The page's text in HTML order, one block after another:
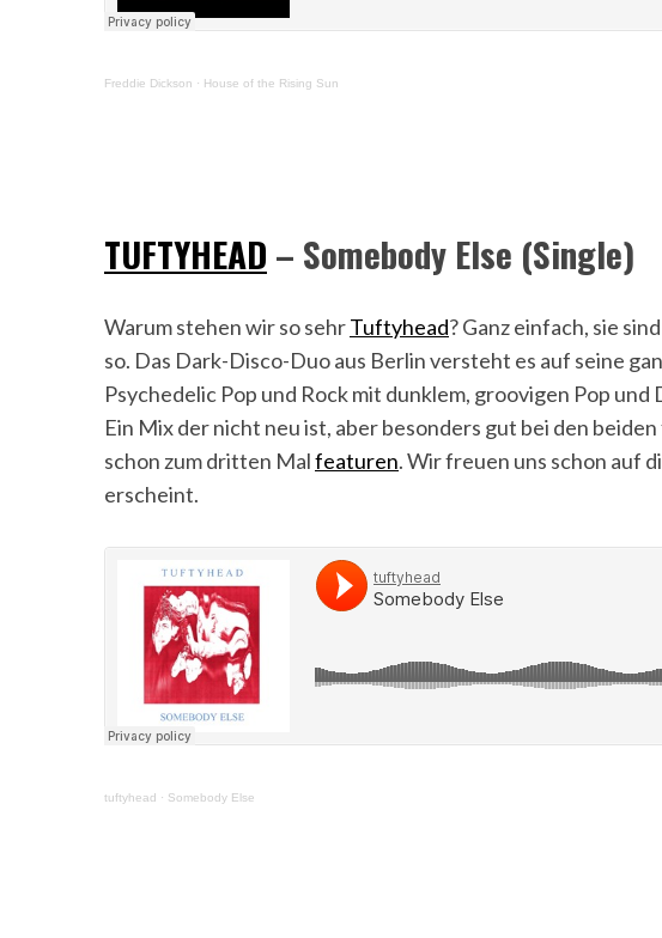
Freddie Dickson · House of the Rising Sun
TUFTYHEAD – Somebody Else (Single)
Warum stehen wir so sehrTuftyhead? Ganz einfach, sie
so. Das Dark-Disco-Duo aus Berlin versteht es auf seine
Psychedelic Pop und Rock mit dunklem, groovigen Pop und
Ein Mix der nicht neu ist, aber besonders gut bei den
schon zum dritten Malfeaturen. Wir freuen uns schon auf
erscheint.
tuftyhead · Somebody Else